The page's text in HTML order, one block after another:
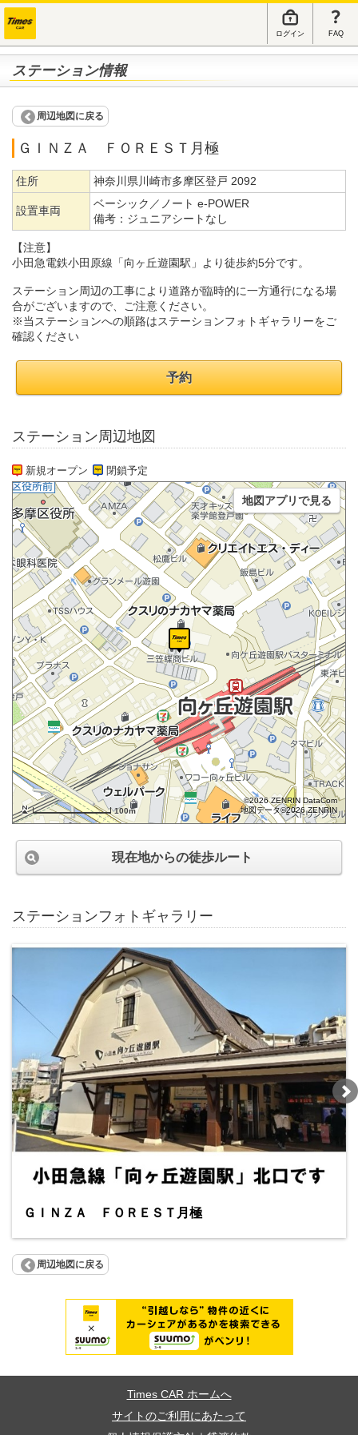
ログイン FAQ
ステーション情報
周辺地図に戻る
ＧＩＮＺＡ ＦＯＲＥＳＴ月極
住所 神奈川県川崎市多摩区登戸 2092
設置車両
ベーシック／ノート e-POWER
備考： ジュニアシートなし
【注意】
小田急電鉄小田原線「向ヶ丘遊園駅」より徒歩約5分です。
ステーション周辺の工事により道路が臨時的に一方通行になる場
合がございますので、ご注意ください。
※当ステーションへの順路はステーションフォトギャラリーをご
確認ください
予約
ステーション周辺地図
新規オープン 閉鎖予定
100m
©2026 ZENRIN DataCom
地図データ©2026 ZENRIN
地図アプリで見る
現在地からの徒歩ルート
ステーションフォトギャラリー
ＧＩＮＺＡ ＦＯＲＥＳＴ月極
周辺地図に戻る
Times CAR ホームへ
サイトのご利用にあたって